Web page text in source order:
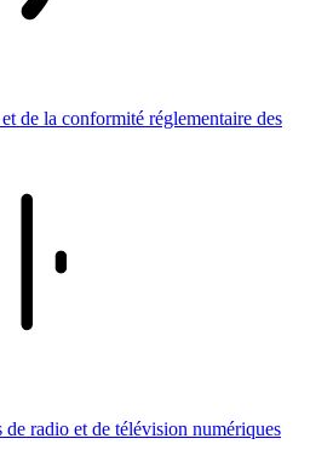
de la conformité réglementaire des
radio et de télévision numériques